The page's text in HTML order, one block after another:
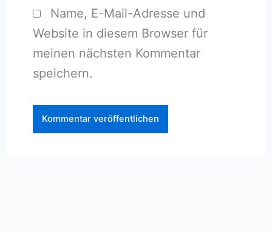
Name, E-Mail-Adresse und
Website in diesem Browser für
meinen nächsten Kommentar
speichern.